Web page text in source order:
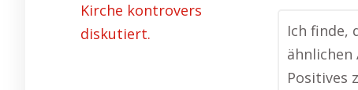
Ich finde,
ähnlichen
Positives